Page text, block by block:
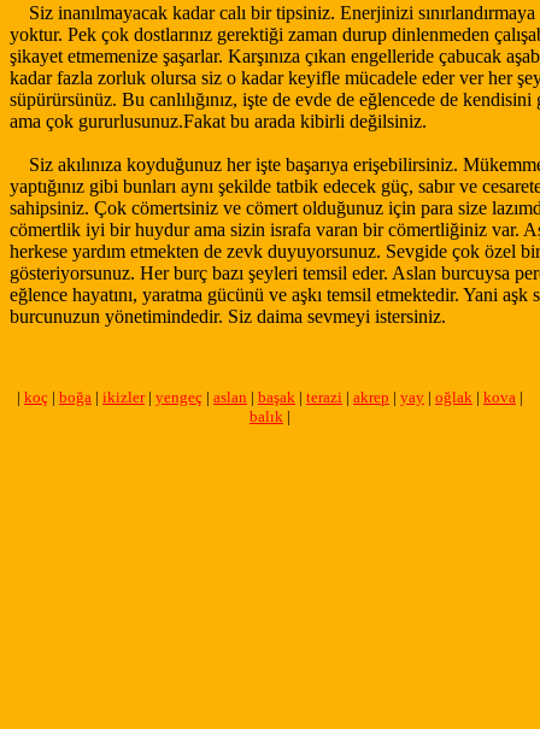
Siz inanılmayacak kadar calı bir tipsiniz. Enerjinizi
yoktur. Pek çok dostlarınız gerektiği zaman durup dinlenmeden
şikayet etmemenize şaşarlar. Karşınıza çıkan engelleride çabucak
kadar fazla zorluk olursa siz o kadar keyifle mücadele eder ver her
süpürürsünüz. Bu canlılığınız, işte de evde de eğlencede de
ama çok gururlusunuz.Fakat bu arada kibirli değilsiniz.
Siz akılınıza koyduğunuz her işte başarıya erişebilirsiniz.
yaptığınız gibi bunları aynı şekilde tatbik edecek güç, sabır ve
sahipsiniz. Çok cömertsiniz ve cömert olduğunuz için para size
cömertlik iyi bir huydur ama sizin israfa varan bir cömertliğiniz var.
herkese yardım etmekten de zevk duyuyorsunuz. Sevgide çok özel
gösteriyorsunuz. Her burç bazı şeyleri temsil eder. Aslan burcuysa
eğlence hayatını, yaratma gücünü ve aşkı temsil etmektedir. Yani aşk
burcunuzun yönetimindedir. Siz daima sevmeyi istersiniz.
| koç | boğa | ikizler| yengeç | aslan | başak | terazi | akrep | yay | oğlak | kova |
balık |